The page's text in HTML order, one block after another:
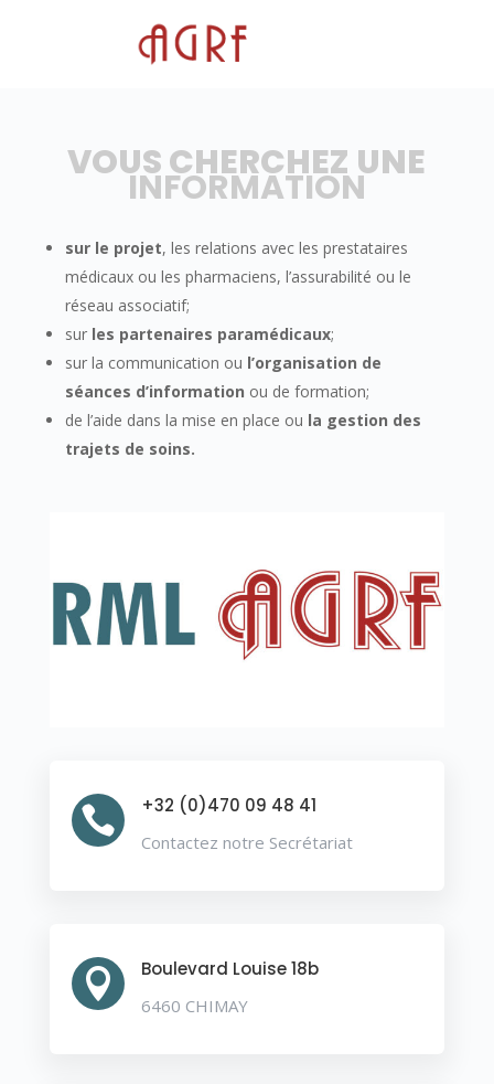
VOUS CHERCHEZ UNE
INFORMATION
sur le projet, les relations avec les prestataires
médicaux ou les pharmaciens, l’assurabilité ou le
réseau associatif;
sur les partenaires paramédicaux;
sur la communication ou l’organisation de
séances d’information ou de formation;
de l’aide dans la mise en place ou la gestion des
trajets de soins.
 +32 (0)470 09 48 41
Contactez notre Secrétariat
 Boulevard Louise 18b
6460 CHIMAY